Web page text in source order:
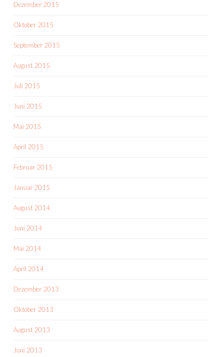
Dezember 2015
Oktober 2015
September 2015
August 2015
Juli 2015
Juni 2015
Mai 2015
April 2015
Februar 2015
Januar 2015
August 2014
Juni 2014
Mai 2014
April 2014
Dezember 2013
Oktober 2013
August 2013
Juni 2013